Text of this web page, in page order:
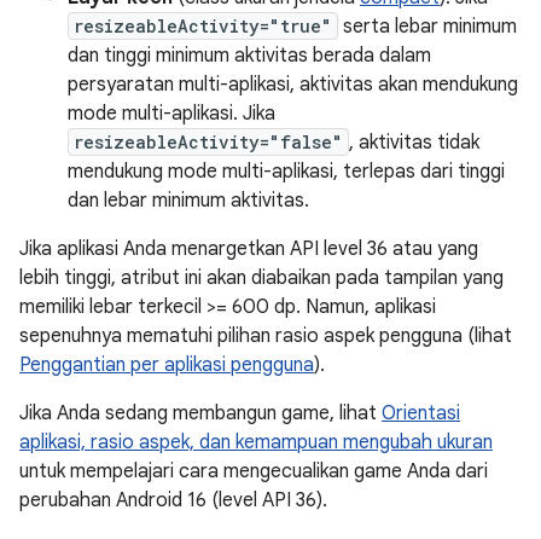
resizeableActivity="true"
serta lebar minimum
dan tinggi minimum aktivitas berada dalam
persyaratan multi-aplikasi, aktivitas akan mendukung
mode multi-aplikasi. Jika
resizeableActivity="false" , aktivitas tidak
mendukung mode multi-aplikasi, terlepas dari tinggi
dan lebar minimum aktivitas.
Jika aplikasi Anda menargetkan API level 36 atau yang
lebih tinggi, atribut ini akan diabaikan pada tampilan yang
memiliki lebar terkecil >= 600 dp. Namun, aplikasi
sepenuhnya mematuhi pilihan rasio aspek pengguna (lihat
Penggantian per aplikasi pengguna).
Jika Anda sedang membangun game, lihat Orientasi
aplikasi, rasio aspek, dan kemampuan mengubah ukuran
untuk mempelajari cara mengecualikan game Anda dari
perubahan Android 16 (level API 36).